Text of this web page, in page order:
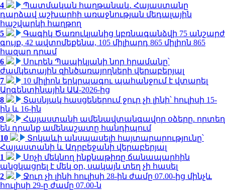
4
Պատմական հաղթանակ․ Հայաստանը
դարձավ աշխարհի առաջնության մեդալային
հաշվարկի հաղթող
5
Գագիկ Ծառուկյանից կբռնագանձվի 75 անշարժ
գույք, 42 ավտոմեքենա, 105 միլիարդ 865 միլիոն 865
հազար դրամ
6
Սուրեն Պապիկյանի նոր հրամանը՝
ժամկետային զինծառայողների վերաբերյալ
7
10 միլիոն երկրպագու պահանջում է վտարել
Արգենտինային ԱԱ-2026-ից
8
Տասնյակ հասցեներում ջուր չի լինի՝ հուլիսի 15-
ին և 16-ին
9
Հայաստանի ամենավտանգավոր օձերը. որտեղ
են դրանք ամենաշատը հանդիպում
10
Տոկաևի անսպասելի հայտարարությունը՝
Հայաստանի և Ադրբեջանի վերաբերյալ
1
Սոչի մեկնող ինքնաթիռը ճանապարհին
անցկացրել է մեկ օր, սակայն տեղ չի հասել
2
Ջուր չի լինի հուլիսի 28-ին ժամը 07.00-ից մինչև
հուլիսի 29-ը ժամը 07.00-ն